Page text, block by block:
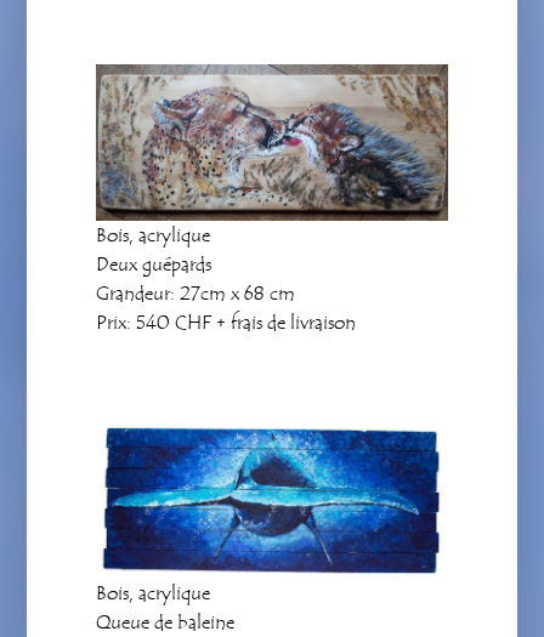
Bois, acrylique
Deux guépards
Grandeur: 27cm x 68 cm
Prix: 540 CHF + frais de livraison
Bois, acrylique
Queue de baleine